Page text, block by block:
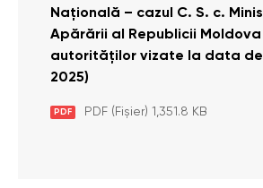
Națională – cazul C. S. c.
Apărării al Republicii Moldova
autorităților vizate la data de
2025)
PDF PDF (Fișier) 1,351.8 KB